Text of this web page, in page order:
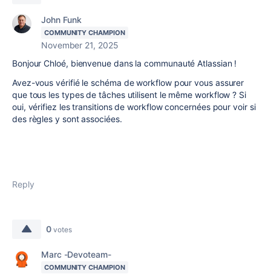
John Funk
COMMUNITY CHAMPION
November 21, 2025
Bonjour Chloé, bienvenue dans la communauté Atlassian !
Avez-vous vérifié le schéma de workflow pour vous assurer
que tous les types de tâches utilisent le même workflow ? Si
oui, vérifiez les transitions de workflow concernées pour voir si
des règles y sont associées.
Reply
0 votes
Marc -Devoteam-
COMMUNITY CHAMPION